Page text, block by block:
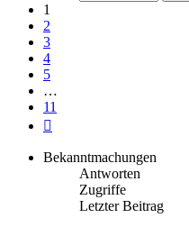
1
2
3
4
5
…
11
Bekanntmachungen
Antworten
Zugriffe
Letzter Beitrag